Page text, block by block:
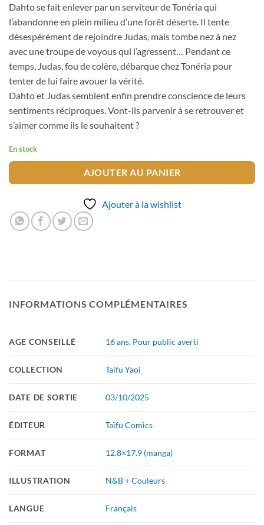
Dahto se fait enlever par un serviteur de Tonéria qui
l’abandonne en plein milieu d’une forêt déserte. Il tente
désespérément de rejoindre Judas, mais tombe nez à nez
avec une troupe de voyous qui l’agressent… Pendant ce
temps, Judas, fou de colère, débarque chez Tonéria pour
tenter de lui faire avouer la vérité.
Dahto et Judas semblent enfin prendre conscience de leurs
sentiments réciproques. Vont-ils parvenir à se retrouver et
s’aimer comme ils le souhaitent ?
En stock
AJOUTER AU PANIER
Ajouter à la wishlist
INFORMATIONS COMPLÉMENTAIRES
AGE CONSEILLÉ 16 ans, Pour public averti
COLLECTION Taifu Yaoi
DATE DE SORTIE 03/10/2025
ÉDITEUR Taïfu Comics
FORMAT 12.8×17.9 (manga)
ILLUSTRATION N&B + Couleurs
LANGUE Français